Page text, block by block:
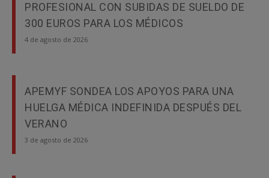
PROFESIONAL CON SUBIDAS DE SUELDO DE
300 EUROS PARA LOS MÉDICOS
4 de agosto de 2026
APEMYF SONDEA LOS APOYOS PARA UNA
HUELGA MÉDICA INDEFINIDA DESPUÉS DEL
VERANO
3 de agosto de 2026